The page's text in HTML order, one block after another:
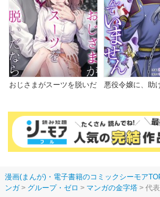
おじさまがスーツを脱いだ
悪役令嬢に、助
漫画(まんが)・電子書籍のコミックシーモア
ンガ
グループ・ゼロ マンガの金字塔 代